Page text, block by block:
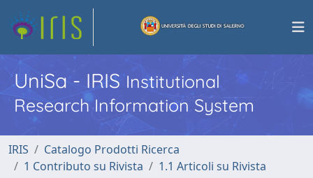
UniSa - IRISInstitutional
Research Information System
IRIS
Catalogo Prodotti Ricerca
1 Contributo su Rivista
1.1 Articoli su Rivista